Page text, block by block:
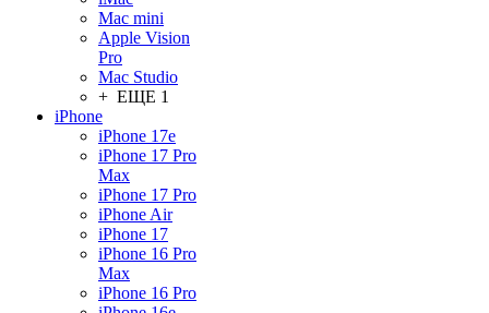
Mac mini
Apple Vision
Pro
Mac Studio
+ ЕЩЕ 1
iPhone
iPhone 17e
iPhone 17 Pro
Max
iPhone 17 Pro
iPhone Air
iPhone 17
iPhone 16 Pro
Max
iPhone 16 Pro